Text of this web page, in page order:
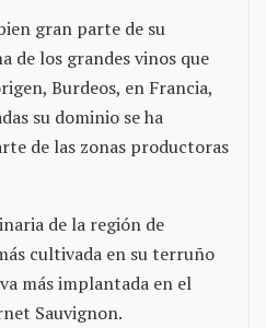
gran parte de su
de los grandes vinos que
Burdeos, en Francia,
su dominio se ha
de las zonas productoras
de la región de
cultivada en su terruño
más implantada en el
Sauvignon.